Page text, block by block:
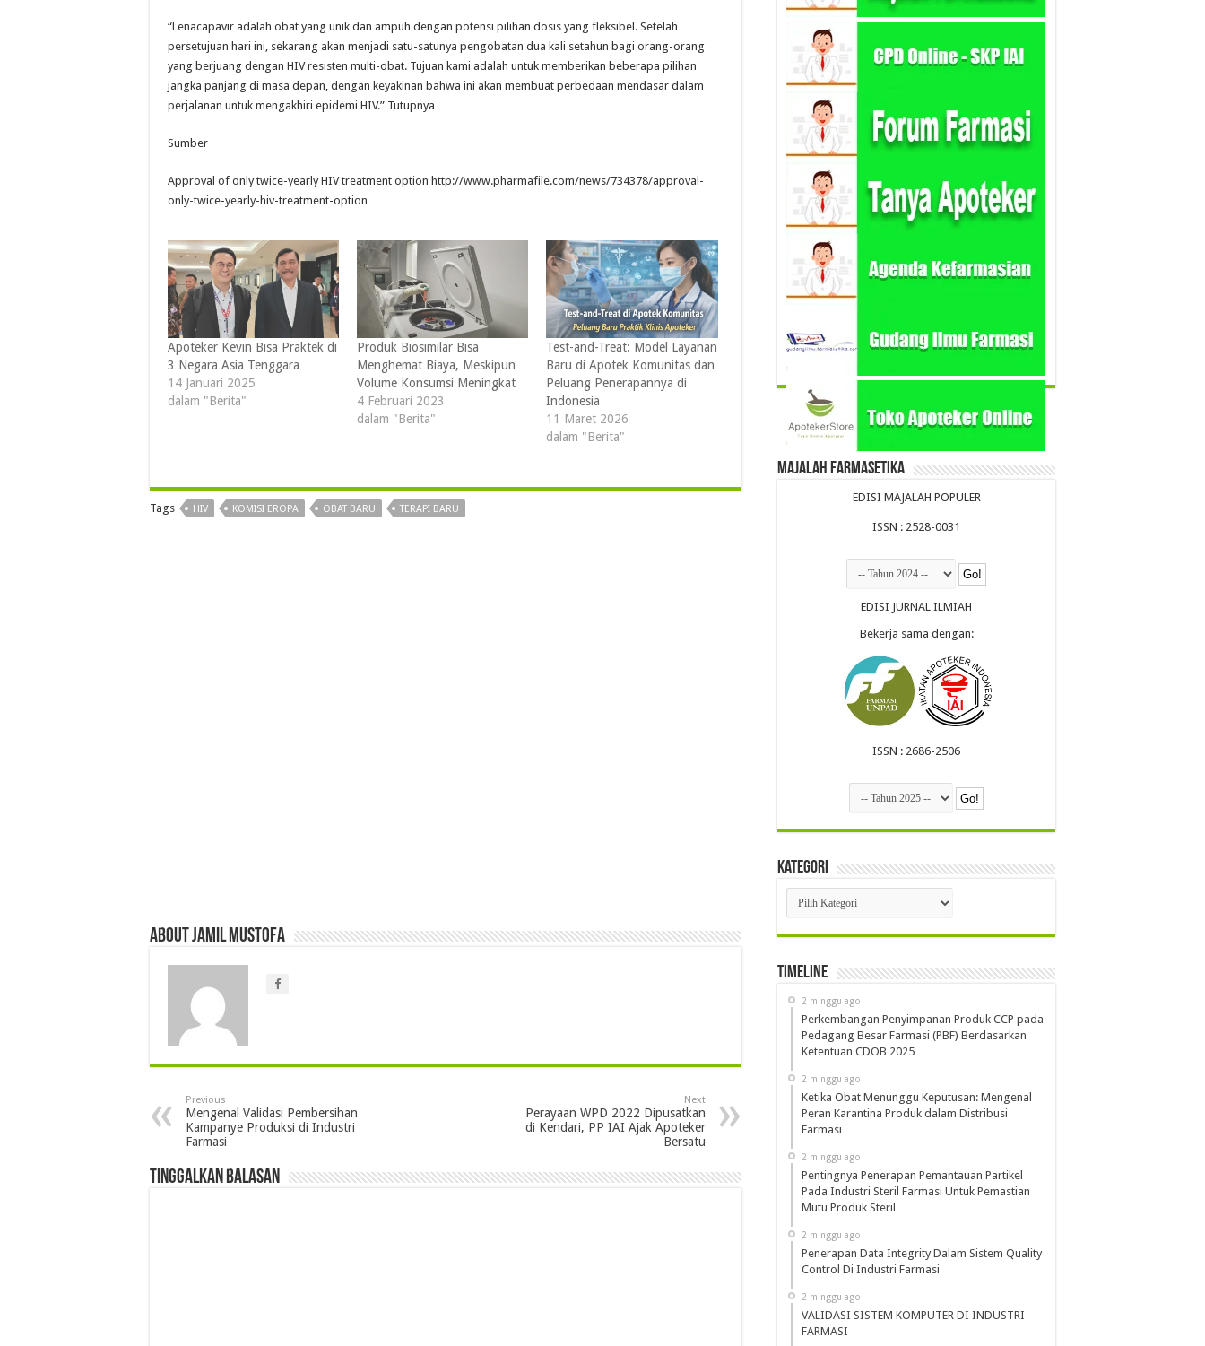
“Lenacapavir adalah obat yang unik dan ampuh dengan potensi pilihan dosis yang fleksibel. Setelah
persetujuan hari ini, sekarang akan menjadi satu-satunya pengobatan dua kali setahun bagi orang-orang
yang berjuang dengan HIV resisten multi-obat. Tujuan kami adalah untuk memberikan beberapa pilihan
jangka panjang di masa depan, dengan keyakinan bahwa ini akan membuat perbedaan mendasar dalam
perjalanan untuk mengakhiri epidemi HIV.” Tutupnya
Sumber
Approval of only twice-yearly HIV treatment option http://www.pharmafile.com/news/734378/approval-
only-twice-yearly-hiv-treatment-option
Apoteker Kevin Bisa Praktek di
3 Negara Asia Tenggara
14 Januari 2025
dalam "Berita"
Produk Biosimilar Bisa
Menghemat Biaya, Meskipun
Volume Konsumsi Meningkat
4 Februari 2023
dalam "Berita"
Test-and-Treat: Model Layanan
Baru di Apotek Komunitas dan
Peluang Penerapannya di
Indonesia
11 Maret 2026
dalam "Berita"
Tags HIV KOMISI EROPA OBAT BARU TERAPI BARU
About jamil mustofa
Previous
Mengenal Validasi Pembersihan
Kampanye Produksi di Industri
Farmasi
Next
Perayaan WPD 2022 Dipusatkan
di Kendari, PP IAI Ajak Apoteker
Bersatu
Tinggalkan Balasan
Majalah Farmasetika
EDISI MAJALAH POPULER
ISSN : 2528-0031
EDISI JURNAL ILMIAH
Bekerja sama dengan:
ISSN : 2686-2506
Kategori
Kategori
Timeline
2 minggu ago
Perkembangan Penyimpanan Produk CCP pada
Pedagang Besar Farmasi (PBF) Berdasarkan
Ketentuan CDOB 2025
2 minggu ago
Ketika Obat Menunggu Keputusan: Mengenal
Peran Karantina Produk dalam Distribusi
Farmasi
2 minggu ago
Pentingnya Penerapan Pemantauan Partikel
Pada Industri Steril Farmasi Untuk Pemastian
Mutu Produk Steril
2 minggu ago
Penerapan Data Integrity Dalam Sistem Quality
Control Di Industri Farmasi
2 minggu ago
VALIDASI SISTEM KOMPUTER DI INDUSTRI
FARMASI